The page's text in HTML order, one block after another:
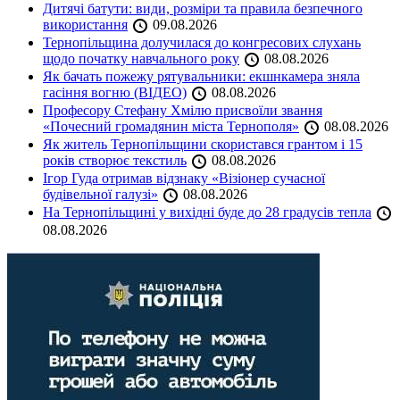
Дитячі батути: види, розміри та правила безпечного
використання
09.08.2026
Тернопільщина долучилася до конгресових слухань
щодо початку навчального року
08.08.2026
Як бачать пожежу рятувальники: екшнкамера зняла
гасіння вогню (ВІДЕО)
08.08.2026
Професору Стефану Хмілю присвоїли звання
«Почесний громадянин міста Тернополя»
08.08.2026
Як житель Тернопільщини скористався грантом і 15
років створює текстиль
08.08.2026
Ігор Гуда отримав відзнаку «Візіонер сучасної
будівельної галузі»
08.08.2026
На Тернопільщині у вихідні буде до 28 градусів тепла
08.08.2026